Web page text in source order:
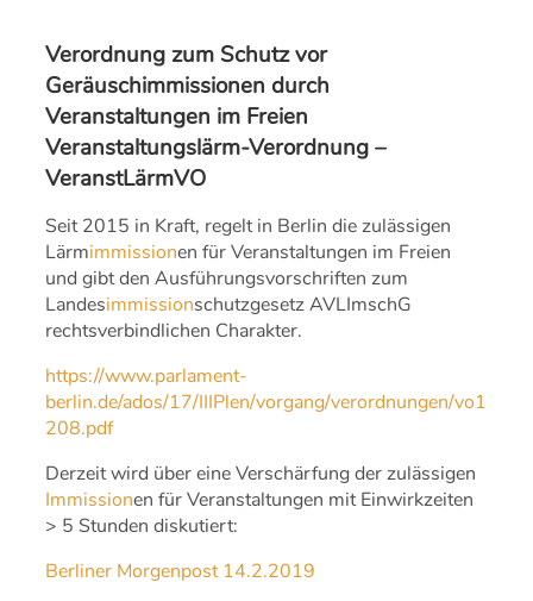
Verordnung zum Schutz vor
Geräuschimmissionen durch
Veranstaltungen im Freien
Veranstaltungslärm-Verordnung –
VeranstLärmVO
Seit 2015 in Kraft, regelt in Berlin die zulässigen
Lärmimmissionen für Veranstaltungen im Freien
und gibt den Ausführungsvorschriften zum
Landesimmissionschutzgesetz AVLImschG
rechtsverbindlichen Charakter.
https://www.parlament-
berlin.de/ados/17/IIIPlen/vorgang/verordnungen/vo17-
208.pdf
Derzeit wird über eine Verschärfung der zulässigen
Immissionen für Veranstaltungen mit Einwirkzeiten
> 5 Stunden diskutiert:
Berliner Morgenpost 14.2.2019